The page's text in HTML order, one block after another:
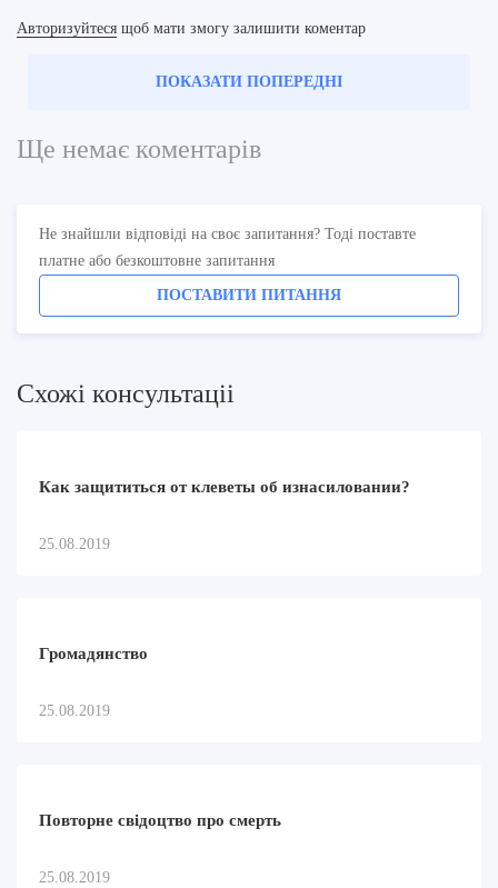
Авторизуйтеся щоб мати змогу залишити коментар
ПОКАЗАТИ ПОПЕРЕДНІ
Ще немає коментарів
Не знайшли відповіді на своє запитання? Тоді поставте
платне або безкоштовне запитання
ПОСТАВИТИ ПИТАННЯ
Схожi консультацii
Как защититься от клеветы об изнасиловании?
25.08.2019
Громадянство
25.08.2019
Повторне свідоцтво про смерть
25.08.2019